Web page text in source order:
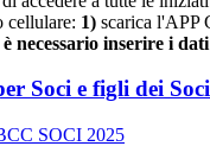
cellulare: 1) scarica l'APP
necessario inserire i
Soci e figli dei Soci